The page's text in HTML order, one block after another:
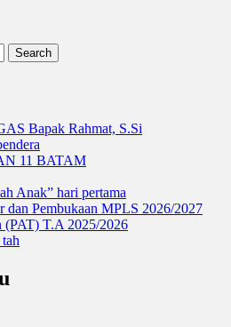
Bapak Rahmat, S.Si
11 BATAM
Anak” hari pertama
dan Pembukaan MPLS 2026/2027
(PAT) T.A 2025/2026